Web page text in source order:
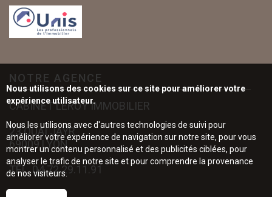
NOTRE AGENCE
CABINET LEROY IMMOBILIER
23 QUAI JAYR
69009 LYON
TÉL.04.72.29.11.91
Nous utilisons des cookies sur ce site pour améliorer votre
expérience utilisateur.
Nous les utilisons avec d'autres technologies de suivi pour
améliorer votre expérience de navigation sur notre site, pour vous
montrer un contenu personnalisé et des publicités ciblées, pour
analyser le trafic de notre site et pour comprendre la provenance
de nos visiteurs.